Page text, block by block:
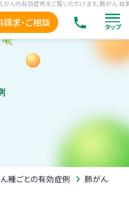
有効症例をご覧いただけます。肺がん 自家が
請求・ご相談 タップ
種ごとの有効症例 肺がん